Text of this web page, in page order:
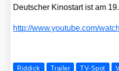
Deut­scher Kino­start ist am
http://​www​.you​tube​.com/​
Riddick Trailer TV-Spot